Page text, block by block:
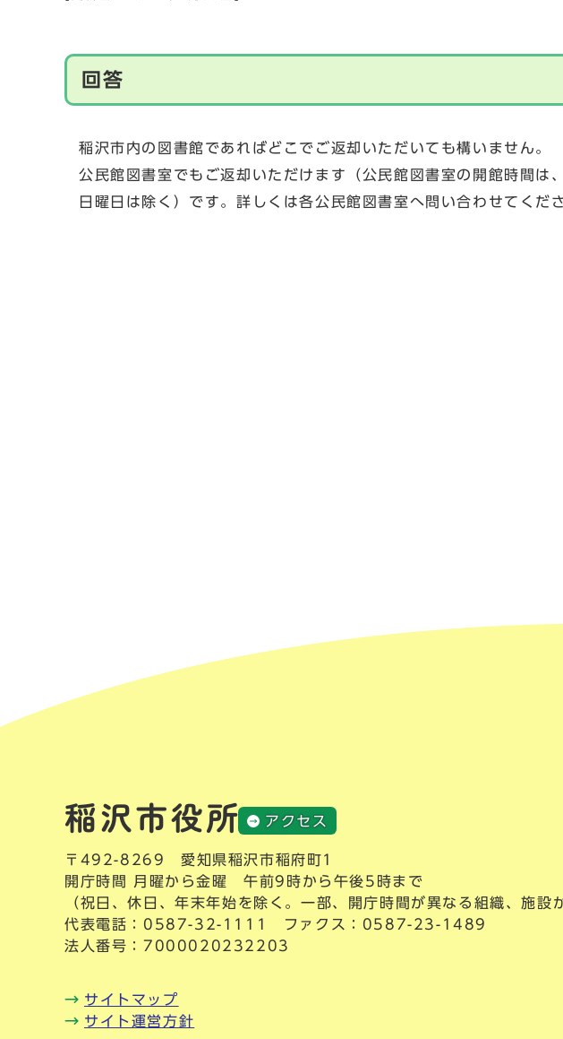
回答
稲沢市内の図書館であればどこでご返却いただいても構いません。
公民館図書室でもご返却いただけます（公民館図書室の開館時間は
日曜日は除く）です。詳しくは各公民館図書室へ問い合わせてくだ
アクセス
〒492-8269 愛知県稲沢市稲府町1
開庁時間 月曜から金曜 午前9時から午後5時まで
（祝日、休日、年末年始を除く。一部、開庁時間が異なる組織、施設
代表電話： 0587-32-1111
ファクス：0587-23-1489
法人番号：7000020232203
サイトマップ
サイト運営方針